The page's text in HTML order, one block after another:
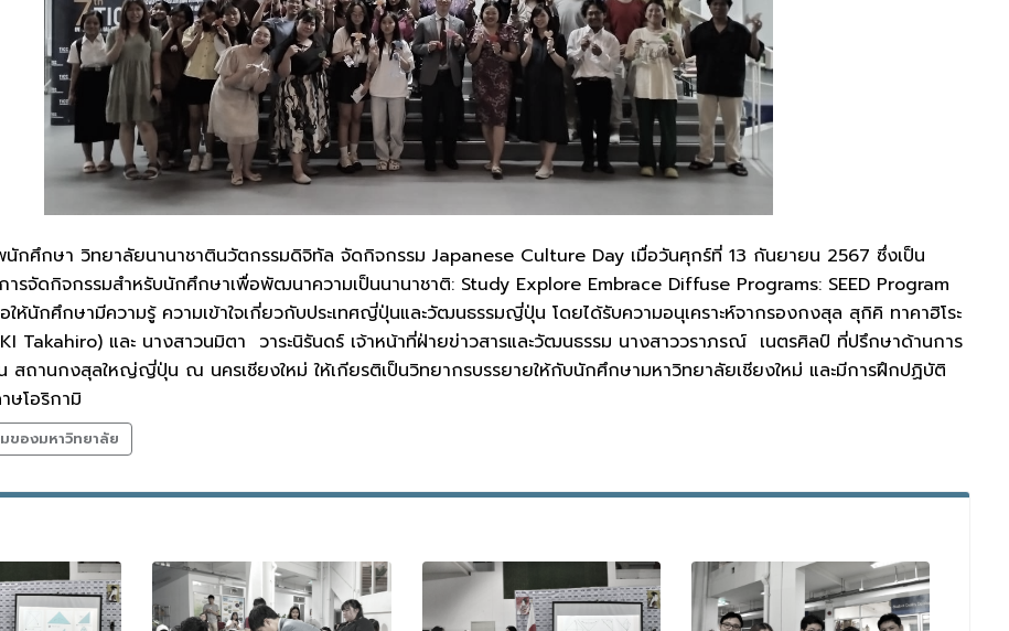
ศึกษา วิทยาลัยนานาชาตินวัตกรรมดิจิทัล จัดกิจกรรม Japanese Culture Day เมื่อวันศุกร์ที่ 13 กันยายน 2567 ซึ่งเป็น
ารจัดกิจกรรมสำหรับนักศึกษาเพื่อพัฒนาความเป็นนานาชาติ: Study Explore Embrace Diffuse Programs: SEED Program
ให้นักศึกษามีความรู้ ความเข้าใจเกี่ยวกับประเทศญี่ปุ่นและวัฒนธรรมญี่ปุ่น โดยได้รับความอนุเคราะห์จากรองกงสุล สุกิคิ ทาคาฮิโระ
Takahiro) และ นางสาวนมิตา วาระนิรันดร์ เจ้าหน้าที่ฝ่ายข่าวสารและวัฒนธรรม นางสาววราภรณ์ เนตรศิลป์ ที่ปรึกษาด้านการ
สถานกงสุลใหญ่ญี่ปุ่น ณ นครเชียงใหม่ ให้เกียรติเป็นวิทยากรบรรยายให้กับนักศึกษามหาวิทยาลัยเชียงใหม่ และมีการฝึกปฏิบัติ
ษโอริกามิ
ของมหาวิทยาลัย